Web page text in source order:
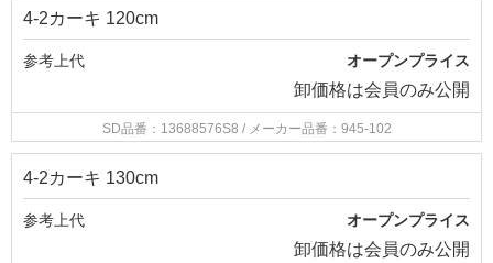
4-2カーキ 120cm
参考上代 オープンプライス
卸価格は会員のみ公開
SD品番：13688576S8 / メーカー品番：945-102
4-2カーキ 130cm
参考上代 オープンプライス
卸価格は会員のみ公開